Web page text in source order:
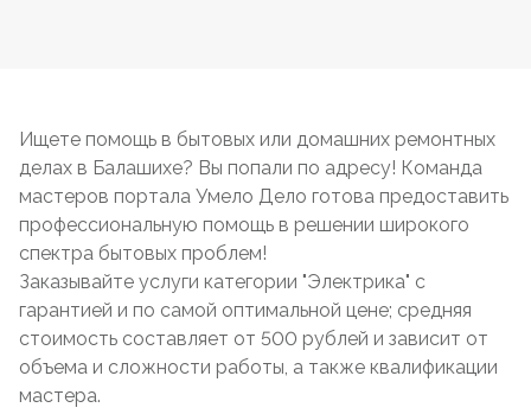
Ищете помощь в бытовых или домашних ремонтных
делах в Балашихе? Вы попали по адресу! Команда
мастеров портала Умело Дело готова предоставить
профессиональную помощь в решении широкого
спектра бытовых проблем!
Заказывайте услуги категории "Электрика" с
гарантией и по самой оптимальной цене; средняя
стоимость составляет от 500 рублей и зависит от
объема и сложности работы, а также квалификации
мастера.